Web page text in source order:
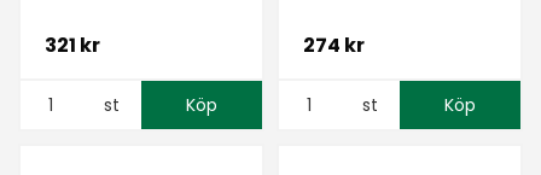
321 kr
st Köp
274 kr
st Köp